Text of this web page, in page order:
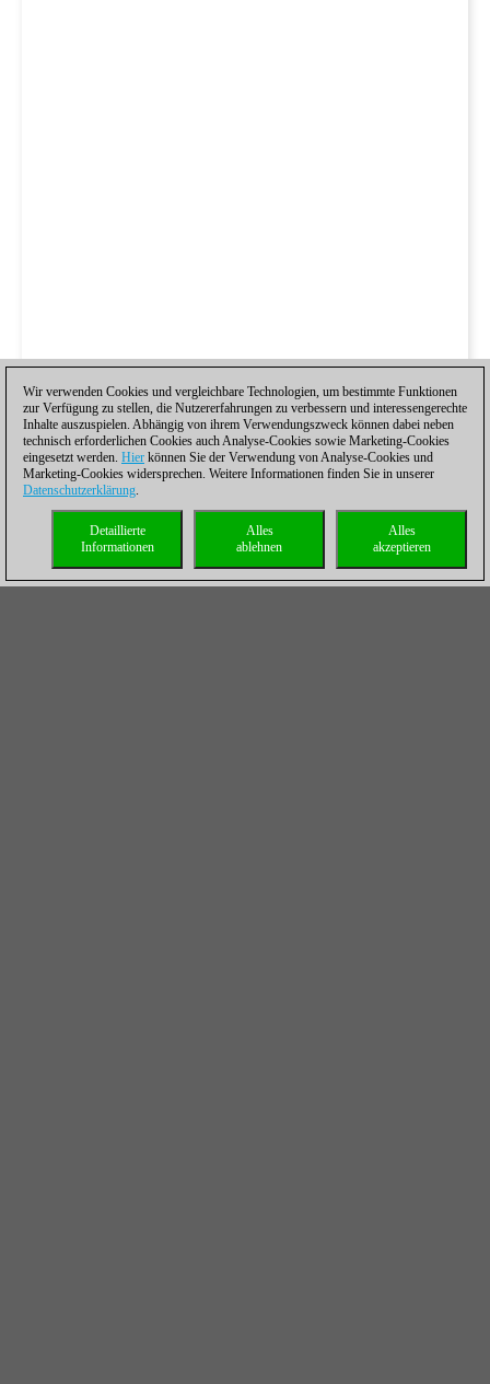
Wir verwenden Cookies und vergleichbare Technologien, um bestimmte Funktionen
zur Verfügung zu stellen, die Nutzererfahrungen zu verbessern und interessengerechte
Inhalte auszuspielen. Abhängig von ihrem Verwendungszweck können dabei neben
technisch erforderlichen Cookies auch Analyse-Cookies sowie Marketing-Cookies
eingesetzt werden. Hier können Sie der Verwendung von Analyse-Cookies und
Marketing-Cookies widersprechen. Weitere Informationen finden Sie in unserer
Datenschutzerklärung.
Alles
akzeptieren
Alles
ablehnen
Detaillierte
Informationen